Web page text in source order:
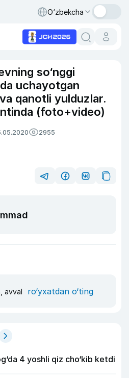
O‘zbekcha
so‘nggi
uchayotgan
qanotli yulduzlar.
(foto+video)
2955
avval ro‘yxatdan o‘ting
4 yoshli qiz cho‘kib ketdi